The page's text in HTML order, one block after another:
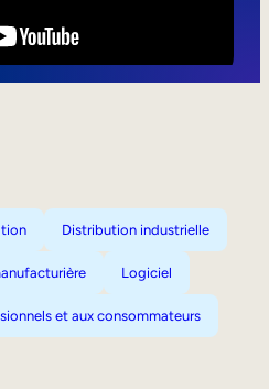
Distribution industrielle
Logiciel
et aux consommateurs